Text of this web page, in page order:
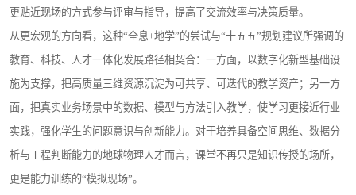
更贴近现场的方式参与评审与指导，提高了交流效率与决策质量。
从更宏观的方向看，这种“全息+地学”的尝试与“十五五”规划建议所强调的
教育、科技、人才一体化发展路径相契合：一方面，以数字化新型基础设
施为支撑，把高质量三维资源沉淀为可共享、可迭代的教学资产；另一方
面，把真实业务场景中的数据、模型与方法引入教学，使学习更接近行业
实践，强化学生的问题意识与创新能力。对于培养具备空间思维、数据分
析与工程判断能力的地球物理人才而言，课堂不再只是知识传授的场所，
更是能力训练的“模拟现场”。